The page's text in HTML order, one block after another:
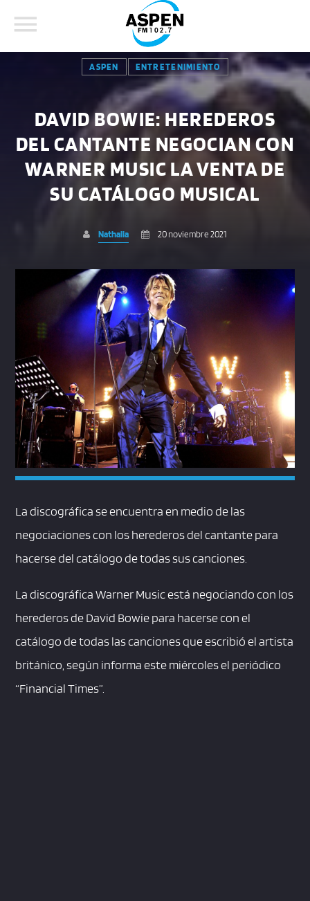
BUSCAR EN EL SITIO:
COMPARTE ESTA PÁGINA EN:
Whatsapp
ASPEN ENTRETENIMIENTO
DAVID BOWIE: HEREDEROS
DEL CANTANTE NEGOCIAN CON
WARNER MUSIC LA VENTA DE
SU CATÁLOGO MUSICAL
Nathalia 20 noviembre 2021
La discográfica se encuentra en medio de las
negociaciones con los herederos del cantante para
hacerse del catálogo de todas sus canciones.
La discográfica Warner Music está negociando con los
herederos de David Bowie para hacerse con el
catálogo de todas las canciones que escribió el artista
británico, según informa este miércoles el periódico
“Financial Times”.